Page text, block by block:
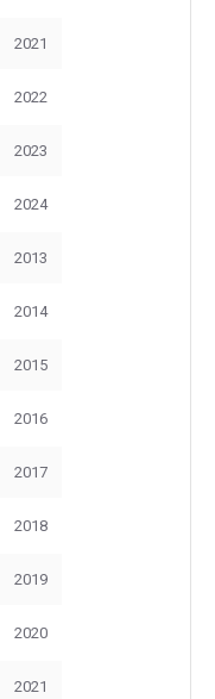
2021
2022
2023
2024
2013
2014
2015
2016
2017
2018
2019
2020
2021